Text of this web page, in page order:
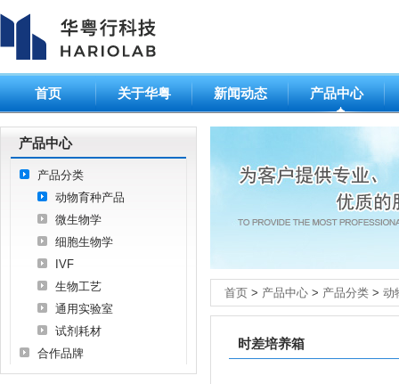
首页 关于华粤 新闻动态 产品中心
产品中心
产品分类
动物育种产品
微生物学
细胞生物学
IVF
生物工艺
通用实验室
试剂耗材
合作品牌
首页 > 产品中心 > 产品分类 > 动
时差培养箱